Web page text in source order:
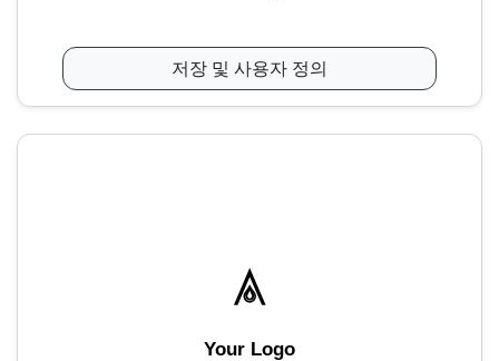
저장 및 사용자 정의
Your Logo